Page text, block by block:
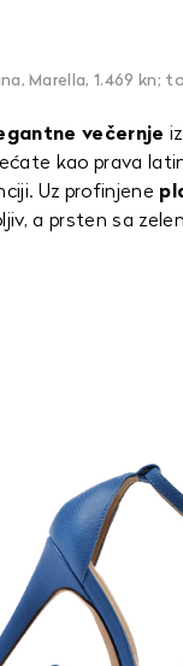
Marella, 1.469 kn;
večernje
kao prava
Uz profinjene
a prsten sa